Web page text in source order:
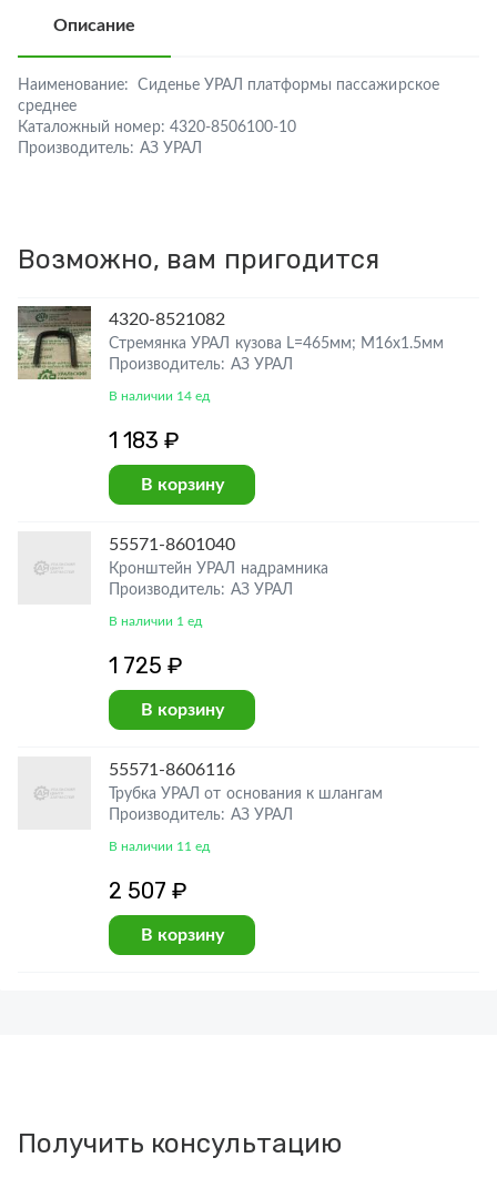
Описание
Наименование:
Сиденье УРАЛ платформы пассажирское
среднее
Каталожный номер: 4320-8506100-10
Производитель: АЗ УРАЛ
Возможно, вам пригодится
4320-8521082
Стремянка УРАЛ кузова L=465мм; М16х1.5мм
Производитель: АЗ УРАЛ
В наличии 14 ед
1 183 ₽
В корзину
55571-8601040
Кронштейн УРАЛ надрамника
Производитель: АЗ УРАЛ
В наличии 1 ед
1 725 ₽
В корзину
55571-8606116
Трубка УРАЛ от основания к шлангам
Производитель: АЗ УРАЛ
В наличии 11 ед
2 507 ₽
В корзину
Получить консультацию